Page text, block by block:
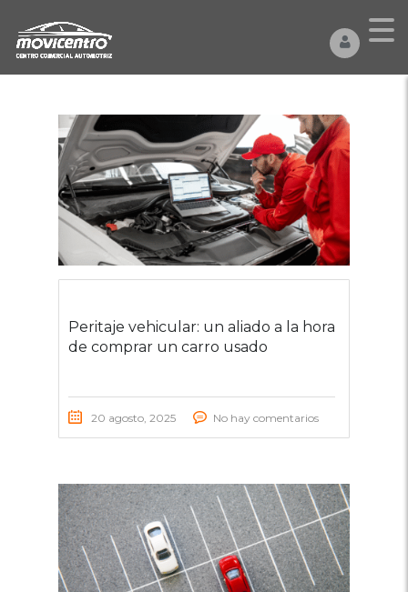
Peritaje vehicular: un aliado a la hora
de comprar un carro usado
20 agosto, 2025 No hay comentarios